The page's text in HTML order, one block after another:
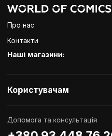
Про нас
Контакти
Наші магазини:
Користувачам
Допомога та консультація